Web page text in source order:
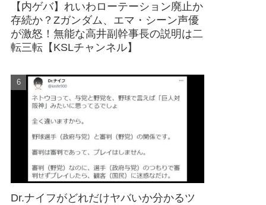
【内ゲバ】れいわローテーション廃止か
存続か？Zガンダム、エマ・シーン声優
が激怒！無能な高井副幹事長の説明は二
転三転【KSLチャンネル】
Dr.ナイフがどれだけヤバいか分かるツ